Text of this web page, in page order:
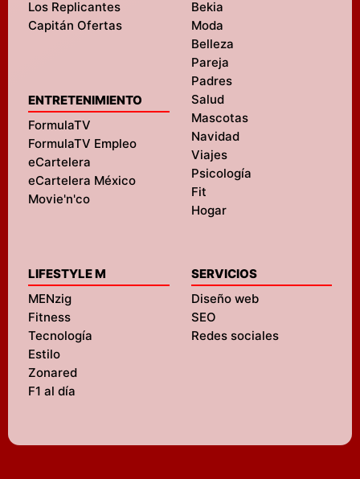
Los Replicantes
Capitán Ofertas
ENTRETENIMIENTO
FormulaTV
FormulaTV Empleo
eCartelera
eCartelera México
Movie'n'co
Bekia
Moda
Belleza
Pareja
Padres
Salud
Mascotas
Navidad
Viajes
Psicología
Fit
Hogar
LIFESTYLE M
MENzig
Fitness
Tecnología
Estilo
Zonared
F1 al día
SERVICIOS
Diseño web
SEO
Redes sociales